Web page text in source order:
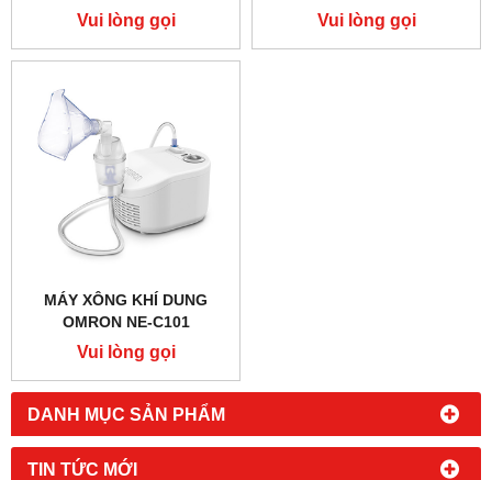
DANH MỤC SẢN PHẨM
TIN TỨC MỚI
Vui lòng gọi Vui lòng gọi
MÁY XÔNG KHÍ DUNG
OMRON NE-C101
Vui lòng gọi